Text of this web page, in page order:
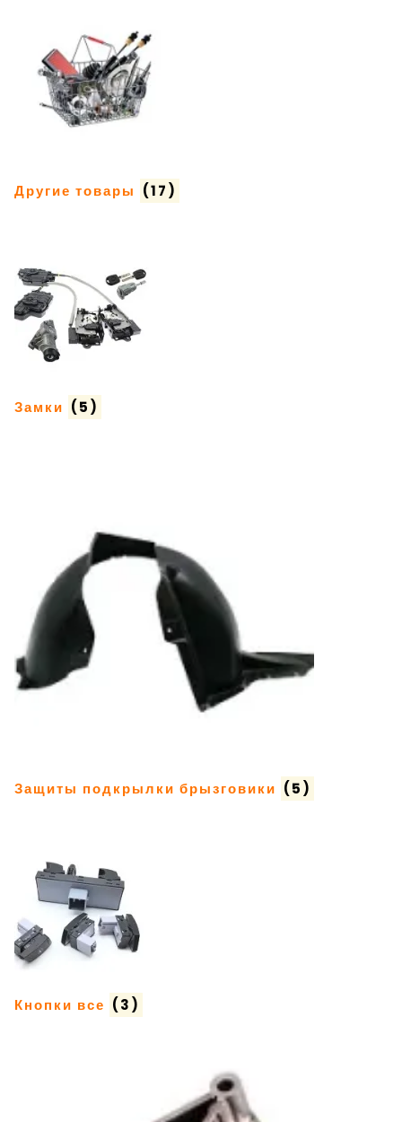
Другие товары (17)
Замки (5)
Защиты подкрылки брызговики (5)
Кнопки все (3)